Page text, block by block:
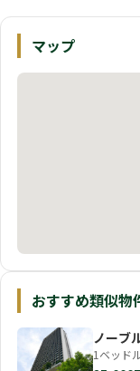
マップ
おすすめ類似物
ノーブ
1ベッド